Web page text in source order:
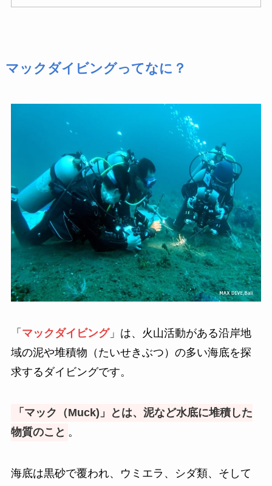
マックダイビングってなに？
「 マックダイビング」は、火山活動がある沿岸地
域の泥や堆積物（たいせきぶつ）の多い海底を探
求するダイビングです。
「マック（Muck)」とは、泥など水底に堆積した
物質のこと 。
海底は黒砂で覆われ、ウミエラ、シダ類、そして